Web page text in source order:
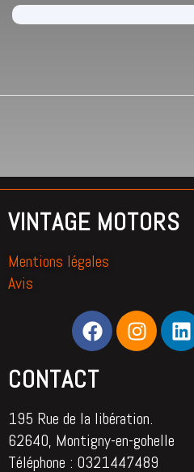
VINTAGE MOTORS
Mentions légales
Avis
CONTACT
195 Rue de la libération.
62640, Montigny-en-gohelle
Téléphone : 0321447489